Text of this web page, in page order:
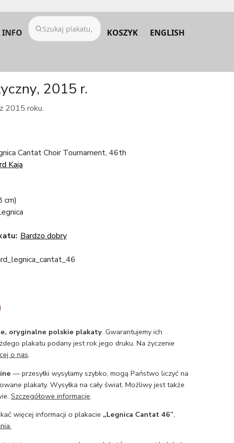
INFO KOSZYK ENGLISH
2015 r.
2015 roku.
Cantat Choir Tournament, 46th
Kaja
cm)
Bardzo dobry
oryginalne polskie plakaty. Gwarantujemy ich
plakatu podany jest rok jego druku. Na życzenie
o nas.
— przesyłki wysyłamy szybko, mogą Państwo liczyć na
plakaty. Wysyłka na cały świat. Możliwy jest także
Szczegółowe informacje.
więcej informacji o plakacie „Legnica Cantat 46”,